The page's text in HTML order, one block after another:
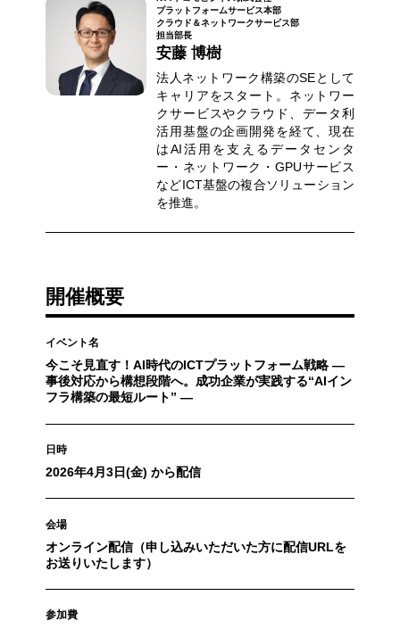
プラットフォームサービス本部
クラウド＆ネットワークサービス部
担当部長
安藤 博樹
法人ネットワーク構築のSEとして
キャリアをスタート。ネットワー
クサービスやクラウド、データ利
活用基盤の企画開発を経て、現在
はAI活用を支えるデータセンタ
ー・ネットワーク・GPUサービス
などICT基盤の複合ソリューション
を推進。
開催概要
イベント名
今こそ見直す！AI時代のICTプラットフォーム戦略 ―
事後対応から構想段階へ。成功企業が実践する“AIイン
フラ構築の最短ルート” ―
日時
2026年4月3日(金) から配信
会場
オンライン配信（申し込みいただいた方に配信URLを
お送りいたします）
参加費